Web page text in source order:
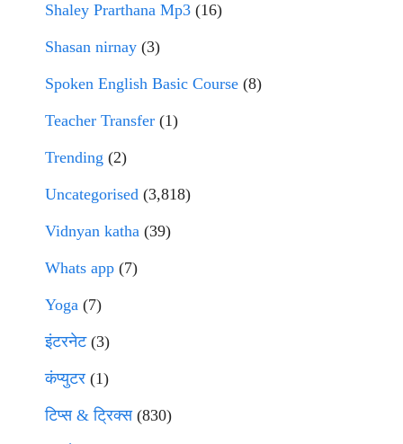
Shaley Prarthana Mp3 (16)
Shasan nirnay (3)
Spoken English Basic Course (8)
Teacher Transfer (1)
Trending (2)
Uncategorised (3,818)
Vidnyan katha (39)
Whats app (7)
Yoga (7)
इंटरनेट(3)
कंप्युटर (1)
टिप्स & ट्रिक्स(830)